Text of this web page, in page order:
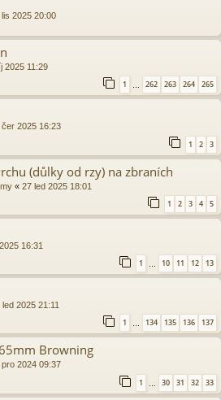
lis 2025 20:00
2025 11:29
1 … 262 263 264 265
čer 2025 16:23
1 2 3
(důlky od rzy) na zbraních
« 27 led 2025 18:01
1 2 3 4 5
16:31
1 … 10 11 12 13
led 2025 21:11
1 … 134 135 136 137
Browning
pro 2024 09:37
1 30 31 32 33